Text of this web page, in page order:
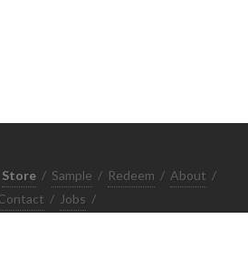
Store / Sample / Redeem / About /
/ Jobs /